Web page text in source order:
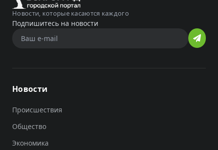
Новости, которые касаются каждого
Подпишитесь на новости
Новости
Происшествия
Общество
Экономика